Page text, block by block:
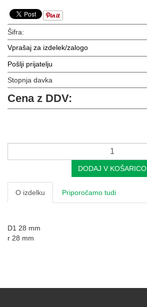
Šifra:
Vprašaj za izdelek/zalogo
Pošlji prijatelju
Stopnja davka
Cena z DDV:
DODAJ V KOŠARICO
O izdelku Priporočamo tudi
D1 28 mm
r 28 mm